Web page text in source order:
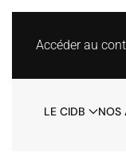
Accéder au
LE CIDB NOS